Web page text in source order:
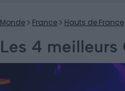
Monde France Hauts de France
Les 4 meilleurs